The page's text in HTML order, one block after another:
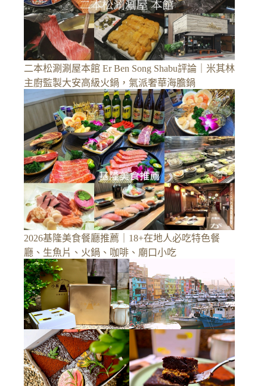
二本松涮涮屋本館 Er Ben Song Shabu評論｜米其林
主廚監製大安高級火鍋，氣派奢華海膽鍋
2026基隆美食餐廳推薦｜18+在地人必吃特色餐
廳、生魚片、火鍋、咖啡、廟口小吃